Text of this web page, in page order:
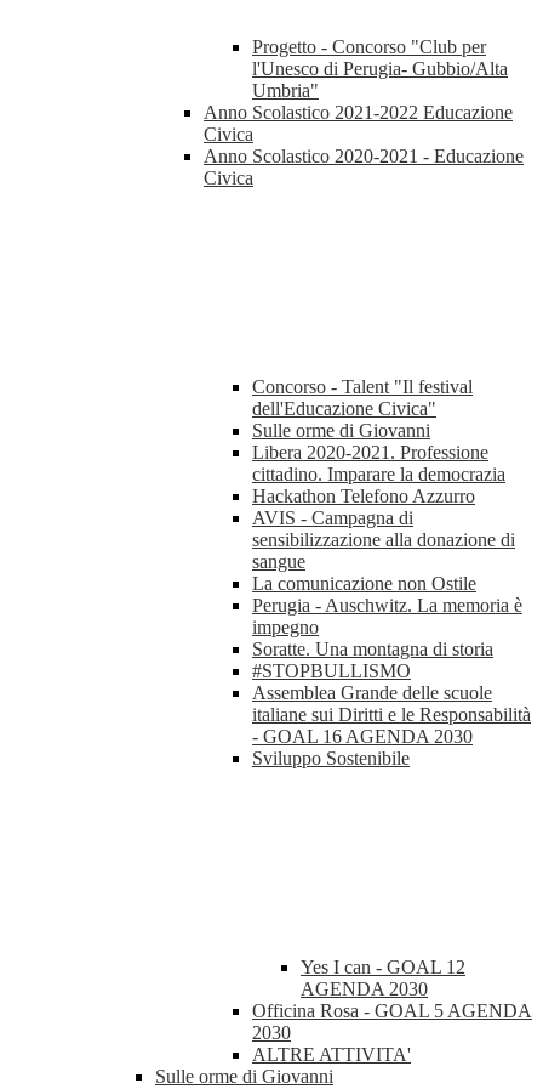
Progetto - Concorso "Club per
l'Unesco di Perugia- Gubbio/Alta
Umbria"
Anno Scolastico 2021-2022 Educazione
Civica
Anno Scolastico 2020-2021 - Educazione
Civica
Concorso - Talent "Il festival
dell'Educazione Civica"
Sulle orme di Giovanni
Libera 2020-2021. Professione
cittadino. Imparare la democrazia
Hackathon Telefono Azzurro
AVIS - Campagna di
sensibilizzazione alla donazione di
sangue
La comunicazione non Ostile
Perugia - Auschwitz. La memoria è
impegno
Soratte. Una montagna di storia
#STOPBULLISMO
Assemblea Grande delle scuole
italiane sui Diritti e le Responsabilità
- GOAL 16 AGENDA 2030
Sviluppo Sostenibile
Yes I can - GOAL 12
AGENDA 2030
Officina Rosa - GOAL 5 AGENDA
2030
ALTRE ATTIVITA'
Sulle orme di Giovanni